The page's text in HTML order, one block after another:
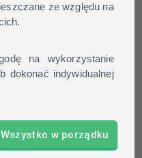
ze względu na
na wykorzystanie
dokonać indywidualnej
Wszystko w porządku
skin?